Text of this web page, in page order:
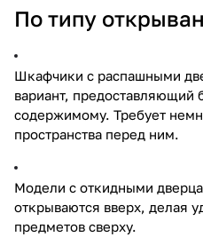
По типу
Шкафчики с распашными
вариант, предоставляющий
содержимому. Требует
пространства перед ним.
Модели с откидными
открываются вверх, делая
предметов сверху.